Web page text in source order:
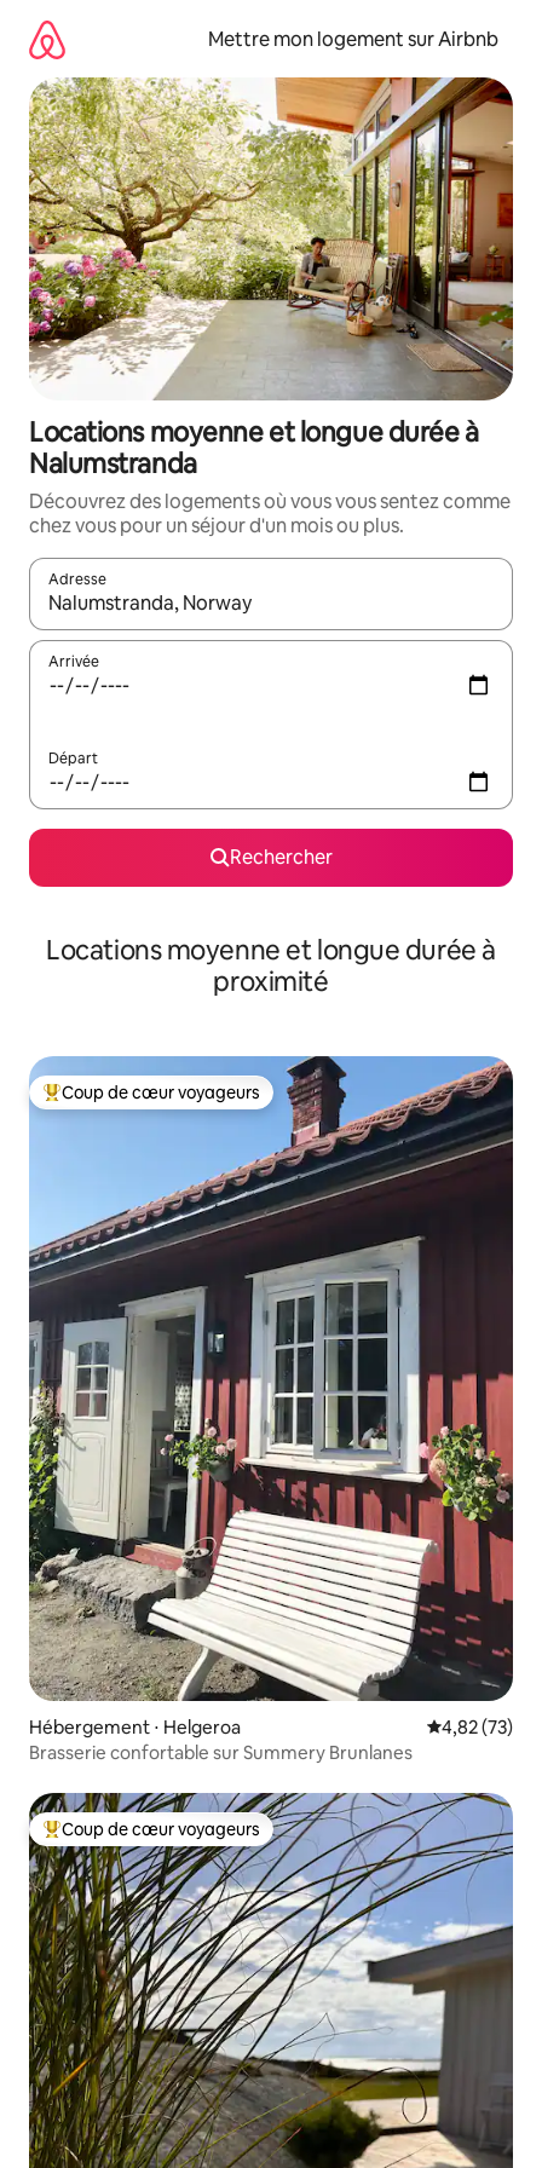
directement
contenu
Mettre mon logement sur Airbnb
Locations moyenne et longue durée à
Nalumstranda
Découvrez des logements où vous vous sentez comme
chez vous pour un séjour d'un mois ou plus.
Adresse
Lorsque les résultats s'affichent, utilisez les flèches vers le
Arrivée
Départ
Rechercher
Locations moyenne et longue durée à
proximité
Coups de cœur voyageurs les plus appréciés
Coup de cœur voyageurs
Hébergement ⋅ Helgeroa Évaluation
4,82 (73)
Brasserie confortable sur Summery Brunlanes
Coups de cœur voyageurs les plus appréciés
Coup de cœur voyageurs